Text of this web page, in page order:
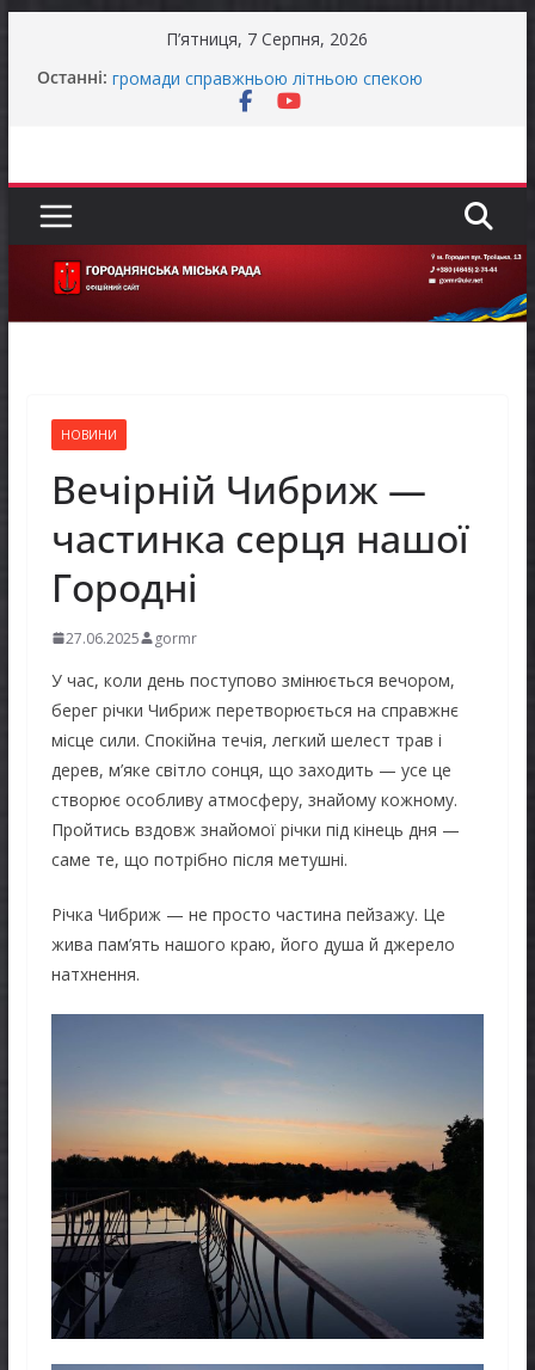
П’ятниця, 7 Серпня, 2026
Останні: Останніми днями погода випробовує жителів
громади справжньою літньою спекою
реалізації права осіб з інвалідністю на працю
Захищай небо Чернігівщини!
Батьки майбутніх першокласників уже можуть
оформити «Пакунок школяра»
НОВИНИ
Вечірній Чибриж —
частинка серця нашої
Городні
27.06.2025 gormr
У час, коли день поступово змінюється вечором,
берег річки Чибриж перетворюється на справжнє
місце сили. Спокійна течія, легкий шелест трав і
дерев, м’яке світло сонця, що заходить — усе це
створює особливу атмосферу, знайому кожному.
Пройтись вздовж знайомої річки під кінець дня —
саме те, що потрібно після метушні.
Річка Чибриж — не просто частина пейзажу. Це
жива пам’ять нашого краю, його душа й джерело
натхнення.